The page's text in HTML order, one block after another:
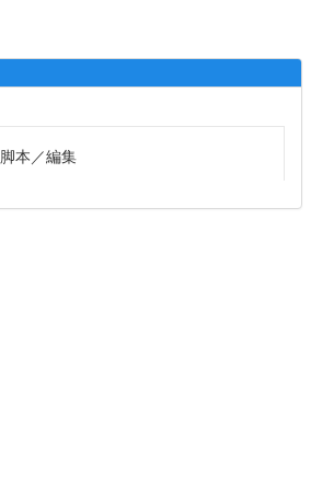
脚本 編集